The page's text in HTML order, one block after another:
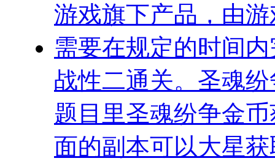
游戏旗下产品，由
需要在规定的时间
战性二通关。圣魂
题目里圣魂纷争金
面的副本可以大星